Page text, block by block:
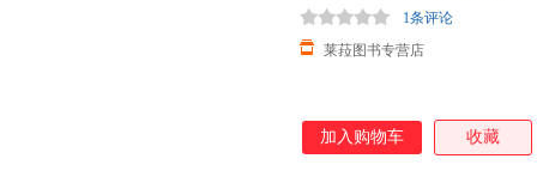
莱菈图书专营店
1条评论
加入购物车 收藏